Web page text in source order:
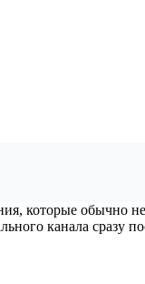
которые обычно
канала сразу